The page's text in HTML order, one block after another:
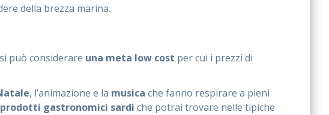
della brezza marina.
può considerare una meta low cost per cui i prezzi di
, l’animazione e la musica che fanno respirare a pieni
prodotti gastronomici sardi che potrai trovare nelle tipiche